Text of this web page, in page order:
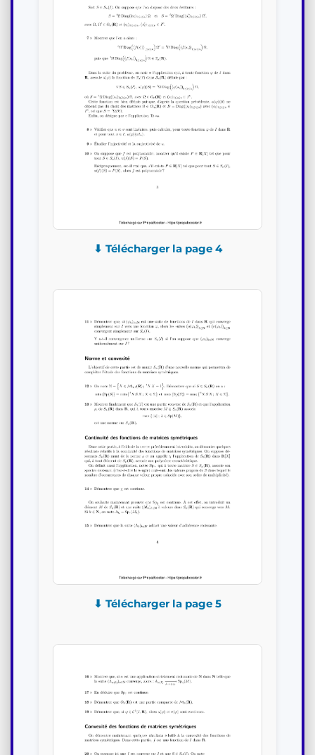
⬇ Télécharger la page 4
⬇ Télécharger la page 5